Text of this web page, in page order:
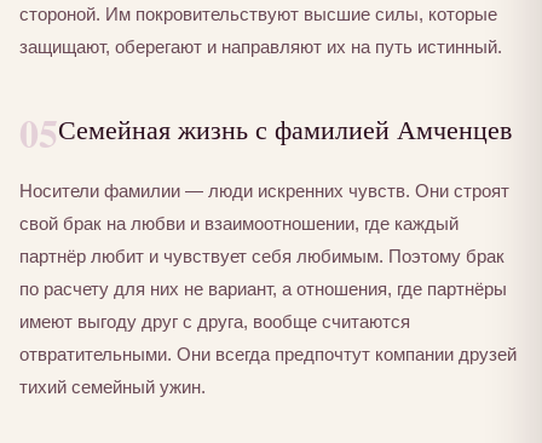
стороной. Им покровительствуют высшие силы, которые
защищают, оберегают и направляют их на путь истинный.
05Семейная жизнь с фамилией Амченцев
Носители фамилии — люди искренних чувств. Они строят
свой брак на любви и взаимоотношении, где каждый
партнёр любит и чувствует себя любимым. Поэтому брак
по расчету для них не вариант, а отношения, где партнёры
имеют выгоду друг с друга, вообще считаются
отвратительными. Они всегда предпочтут компании друзей
тихий семейный ужин.